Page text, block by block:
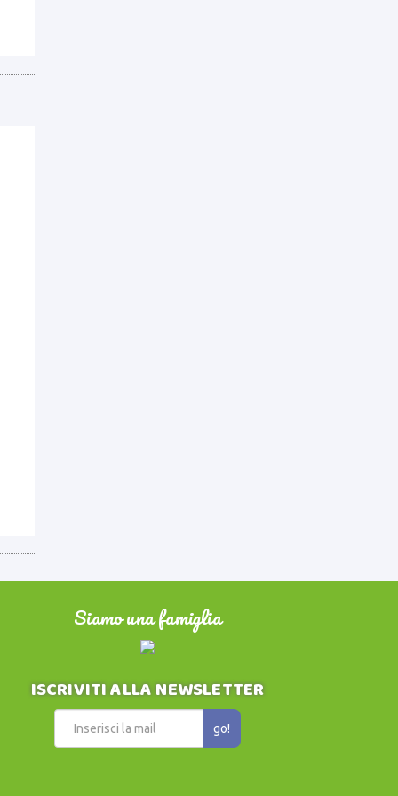
Siamo una famiglia
ISCRIVITI ALLA NEWSLETTER
go!